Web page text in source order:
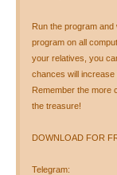
Run the program
program on all
your relatives, you
chances will increase
Remember the more
the treasure!
DOWNLOAD FOR
Telegram: